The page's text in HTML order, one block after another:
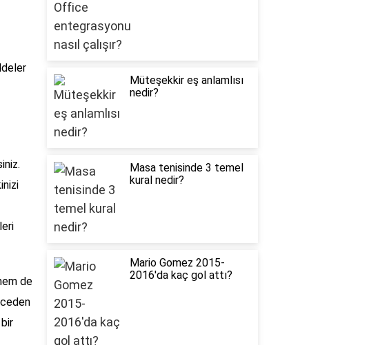
de
Müteşekkir eş anlamlısı
nedir?
Masa tenisinde 3 temel
kural nedir?
Mario Gomez 2015-
2016'da kaç gol attı?